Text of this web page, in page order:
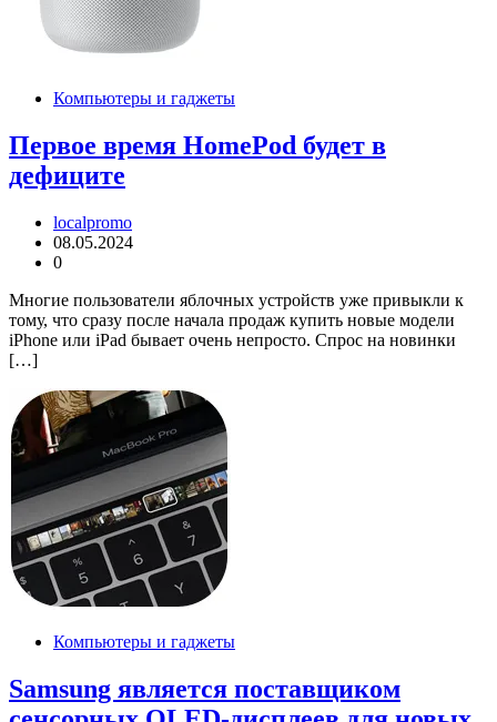
Компьютеры и гаджеты
Первое время HomePod будет в
дефиците
localpromo
08.05.2024
0
Многие пользователи яблочных устройств уже привыкли к
тому, что сразу после начала продаж купить новые модели
iPhone или iPad бывает очень непросто. Спрос на новинки
[…]
Компьютеры и гаджеты
Samsung является поставщиком